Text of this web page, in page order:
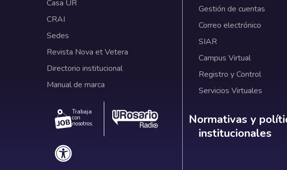
Casa UR
CRAI
Sedes
Revista Nova et Vetera
Directorio institucional
Manual de marca
Trabaja
con
nosotros.
Gestión de cuentas
Correo electrónico
SIAR
Campus Virtual
Registro y Control
Servicios Virtuales
Normativas y
Normativas y
institucionales